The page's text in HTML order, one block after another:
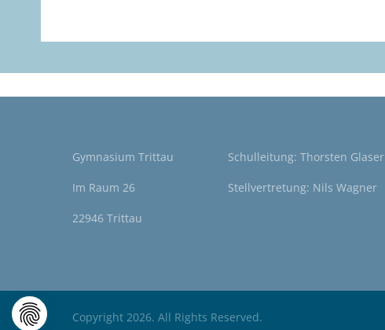
Gymnasium Trittau
Im Raum 26
22946 Trittau
Schulleitung: Thorsten Glaser
Stellvertretung: Nils Wagner
Copyright 2026. All Rights Reserved.